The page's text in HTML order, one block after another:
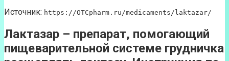
Источник: https://OTCpharm.ru/medicaments/laktazar/
Лактазар – препарат, помогающий
пищеварительной системе грудничка